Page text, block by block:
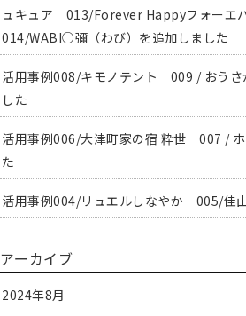
ュキュア 013/Forever Happyフォーエ
014/WABI○彌（わび）を追加しました
活用事例008/キモノテント 009 / おうさ
した
活用事例006/大津町家の宿 粋世 007 / ホ
た
活用事例004/リュエルしなやか 005/佳
アーカイブ
2024年8月